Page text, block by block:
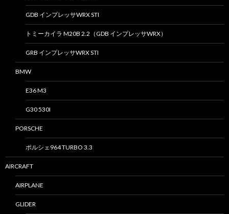
GDB インプレッサWRX STI
トミーカイラ M20B 2.2（GDB インプレッサWRX）
GRB インプレッサWRX STI
BMW
E36 M3
G30 530I
PORSCHE
ポルシェ964 TURBO 3.3
AIRCRAFT
AIRPLANE
GLIDER